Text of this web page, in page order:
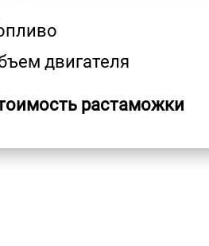
двигателя
растаможки